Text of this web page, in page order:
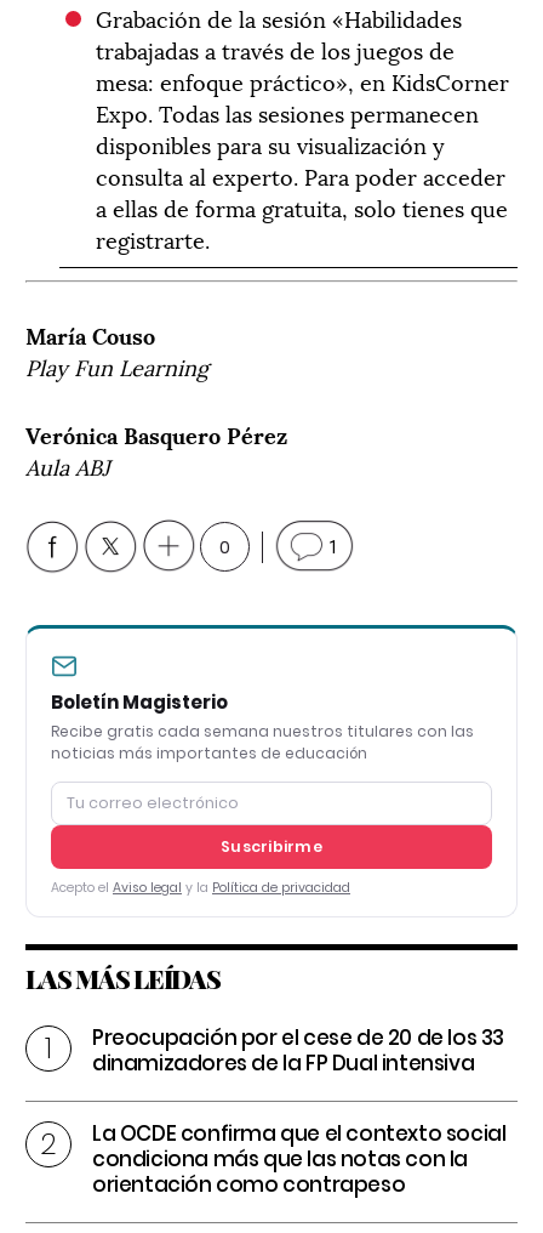
Grabación de la sesión «Habilidades
trabajadas a través de los juegos de
mesa: enfoque práctico», en KidsCorner
Expo. Todas las sesiones permanecen
disponibles para su visualización y
consulta al experto. Para poder acceder
a ellas de forma gratuita, solo tienes que
registrarte.
María Couso
Play Fun Learning
Verónica Basquero Pérez
Aula ABJ
0 1
Boletín Magisterio
Recibe gratis cada semana nuestros titulares con las
noticias más importantes de educación
Suscribirme
Acepto el Aviso legal y la Política de privacidad
LAS MÁS LEÍDAS
Preocupación por el cese de 20 de los 33
dinamizadores de la FP Dual intensiva
La OCDE confirma que el contexto social
condiciona más que las notas con la
orientación como contrapeso